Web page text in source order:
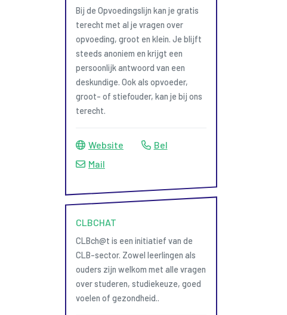
Bij de Opvoedingslijn kan je gratis
terecht met al je vragen over
opvoeding, groot en klein. Je blijft
steeds anoniem en krijgt een
persoonlijk antwoord van een
deskundige. Ook als opvoeder,
groot- of stiefouder, kan je bij ons
terecht.
Website
Bel
Mail
CLBCHAT
CLBch@t is een initiatief van de
CLB-sector. Zowel leerlingen als
ouders zijn welkom met alle vragen
over studeren, studiekeuze, goed
voelen of gezondheid..